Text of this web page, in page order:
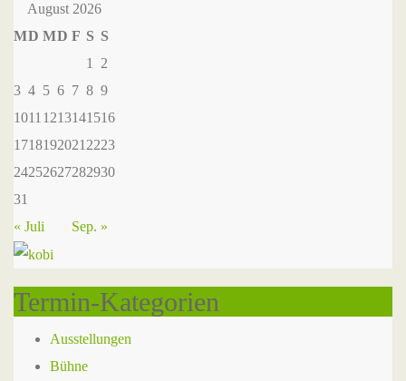
August 2026
MD MD F S S
1
2
3 4 5 6 7 8 9
1011 1213141516
1718192021 2223
24252627282930
31
« Juli
Sep. »
Termin-Kategorien
Ausstellungen
Bühne